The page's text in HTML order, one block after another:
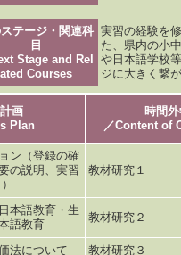
テージ・関連科
目
Stage and Rel
ated Courses
実習の経験を
た、県内の小
や日本語学校
ジに大きく繋
画
Plan
時間
／Content of
ン（登録の確
の説明、実習
教材研究１
本語教育・生
語教育
教材研究２
法について 教材研究３